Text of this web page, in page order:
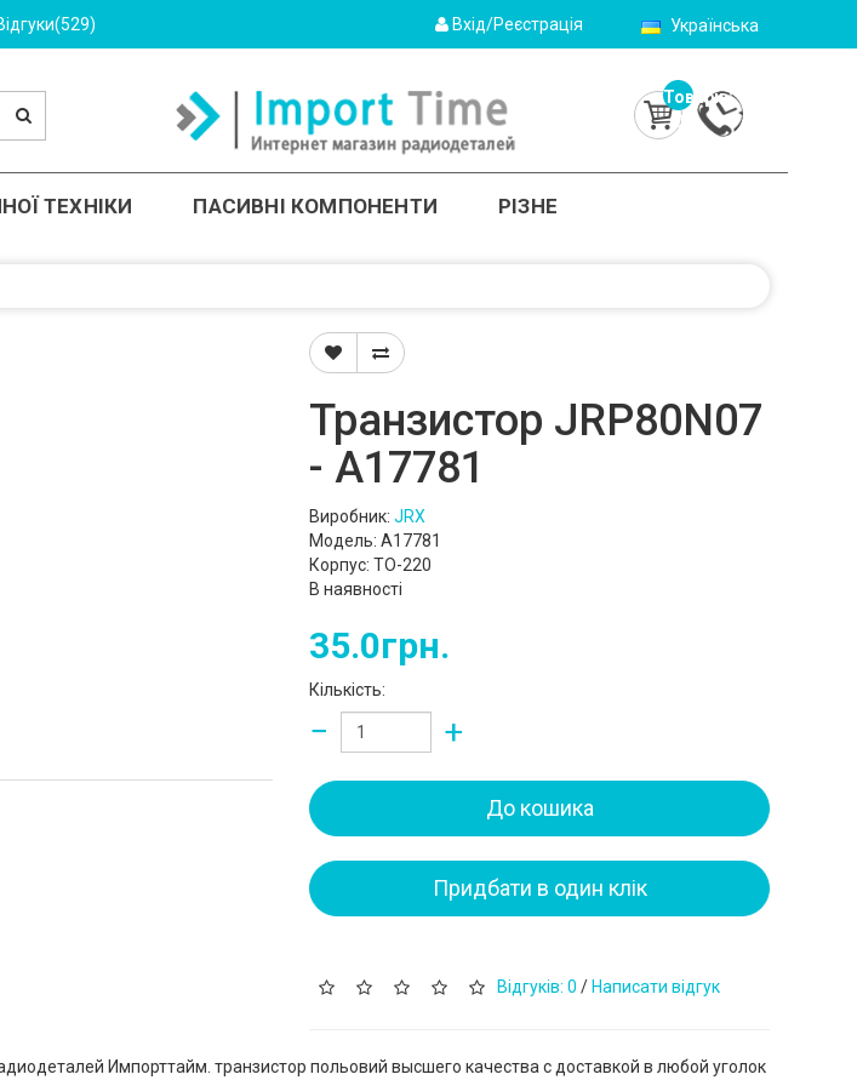
Українська
Вхід/Реєстрація
Товарів:
0
(0.0грн.)
ТЕХНІКИ ПАСИВНІ КОМПОНЕНТИ РІЗНЕ
Транзистор JRP80N07
- A17781
Виробник: JRX
Модель: A17781
Корпус: TO-220
В наявності
35.0грн.
Кількість:
− +
До кошика
Придбати в один клік
Відгуків: 0 / Написати відгук
Импорттайм. транзистор польовий высшего качества с доставкой в любой уголок